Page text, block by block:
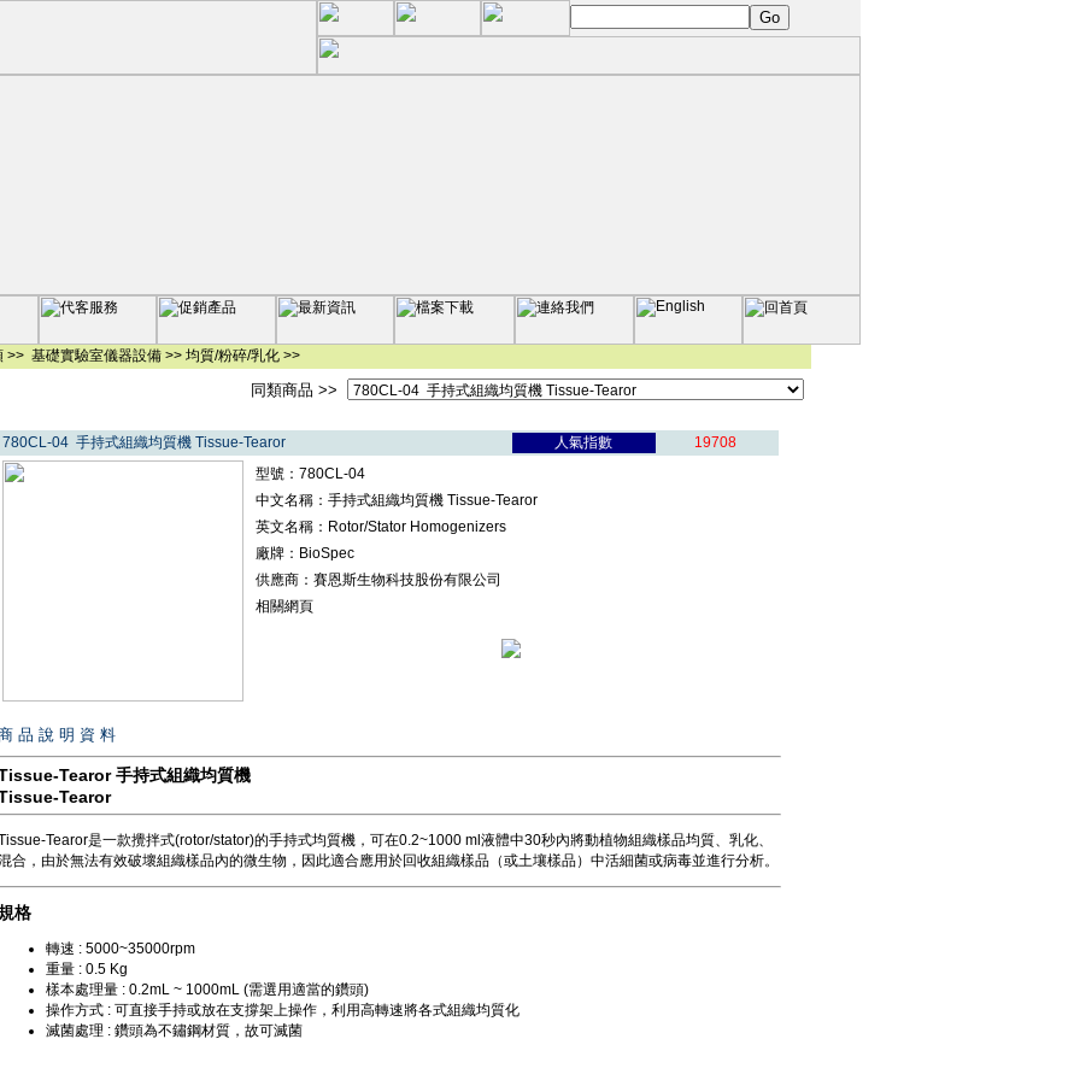
>> 基礎實驗室儀器設備>> 均質/粉碎/乳化>>
同類商品 >>
780CL-04 手持式組織均質機 Tissue-Tearor 人氣指數
19708
型號：780CL-04
中文名稱：手持式組織均質機 Tissue-Tearor
英文名稱：Rotor/Stator Homogenizers
廠牌：BioSpec
供應商：賽恩斯生物科技股份有限公司
相關網頁
品 說 明 資 料
Tearor 手持式組織均質機
Tearor
Tearor是一款攪拌式(rotor/stator)的手持式均質機，可在0.2~1000 ml液體中30秒內將動植物組織樣品均質、乳化、
合，由於無法有效破壞組織樣品內的微生物，因此適合應用於回收組織樣品（或土壤樣品）中活細菌或病毒並進行分析。
格
轉速 : 5000~35000rpm
重量 : 0.5 Kg
樣本處理量 : 0.2mL ~ 1000mL (需選用適當的鑽頭)
操作方式 : 可直接手持或放在支撐架上操作，利用高轉速將各式組織均質化
滅菌處理 : 鑽頭為不鏽鋼材質，故可滅菌